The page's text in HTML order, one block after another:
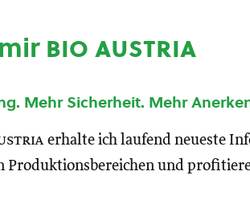
bio austria
Mehr Sicherheit. Mehr
erhalte ich laufend neueste
Produktionsbereichen und